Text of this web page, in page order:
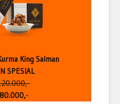
King Salman
SPESIAL